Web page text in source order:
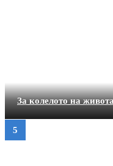
За колелото на